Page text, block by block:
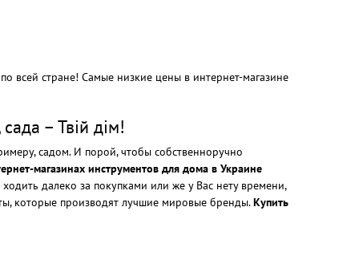
всей стране! Самые низкие цены в интернет-магазине
– Твій дім!
садом. И порой, чтобы собственноручно
магазинах инструментов для дома в Украине
далеко за покупками или же у Вас нету времени,
которые производят лучшие мировые бренды.Купить